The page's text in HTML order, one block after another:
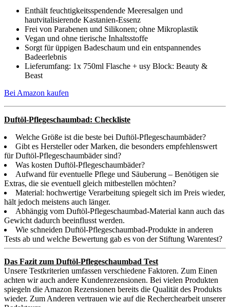
Enthält feuchtigkeitsspendende Meeresalgen und
hautvitalisierende Kastanien-Essenz
Frei von Parabenen und Silikonen; ohne Mikroplastik
Vegan und ohne tierische Inhaltsstoffe
Sorgt für üppigen Badeschaum und ein entspannendes
Badeerlebnis
Lieferumfang: 1x 750ml Flasche + usy Block: Beauty &
Beast
Bei Amazon kaufen
Duftöl-Pflegeschaumbad: Checkliste
Welche Größe ist die beste bei Duftöl-Pflegeschaumbäder?
Gibt es Hersteller oder Marken, die besonders empfehlenswert
für Duftöl-Pflegeschaumbäder sind?
Was kosten Duftöl-Pflegeschaumbäder?
Aufwand für eventuelle Pflege und Säuberung – Benötigen sie
Extras, die sie eventuell gleich mitbestellen möchten?
Material: hochwertige Verarbeitung spiegelt sich im Preis wieder,
hält jedoch meistens auch länger.
Abhängig vom Duftöl-Pflegeschaumbad-Material kann auch das
Gewicht dadurch beeinflusst werden.
Wie schneiden Duftöl-Pflegeschaumbad-Produkte in anderen
Tests ab und welche Bewertung gab es von der Stiftung Warentest?
Das Fazit zum Duftöl-Pflegeschaumbad Test
Unsere Testkriterien umfassen verschiedene Faktoren. Zum Einen
achten wir auch andere Kundenrezensionen. Bei vielen Produkten
spiegeln die Amazon Rezensionen bereits die Qualität des Produkts
wieder. Zum Anderen vertrauen wie auf die Recherchearbeit unserer